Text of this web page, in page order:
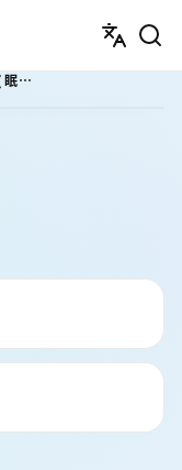
らいのボイスシナリオメダル(眠る君へ、メイドの朝のささやき）